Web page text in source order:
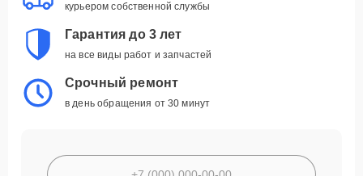
курьером собственной службы
Гарантия до 3 лет
на все виды работ и запчастей
Срочный ремонт
в день обращения от 30 минут